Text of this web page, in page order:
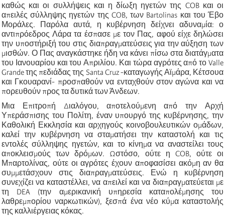
καθώς και οι συλλήψεις και η δίωξη ηγετών της COB και οι
απειλές σύλληψης ηγετών της COB, των Bartolinas και του Έβο
Μοράλες. Παρόλα αυτά, η κυβέρνηση δείχνει αδυναμία: ο
αντιπρόεδρος Λάρα τα έσπασε με τον Πας, αφού είχε δηλώσει
την υποστήριξή του στις διαπραγματεύσεις για την αύξηση των
μισθών. Ο Πας αναγκάστηκε ήδη να κάνει πίσω στα διατάγματα
του Ιανουαρίου και του Απριλίου. Και τώρα αγρότες από το Valle
Grande της πεδιάδας της Santa Cruz -καταγωγής Αϊμάρα, Κέτσουα
και Γκουαρανί- προσπαθούν να ενταχθούν στον αγώνα και να
πορευθούν προς τα δυτικά των Άνδεων.
Μια Επιτροπή Διαλόγου, αποτελούμενη από την Αρχή
Υπεράσπισης του Πολίτη, έναν υπουργό της κυβέρνησης, την
Καθολική Εκκλησία και αρχηγούς κοινοβουλευτικών ομάδων,
καλεί την κυβέρνηση να σταματήσει την καταστολή και τις
εντολές σύλληψης ηγετών, και το κίνημα να αναστείλει τους
αποκλεισμούς των δρόμων. Ωστόσο, ούτε η COB, ούτε οι
Μπαρτολίνας, ούτε οι αγρότες έχουν αποφασίσει ακόμη αν θα
συμμετάσχουν στις διαπραγματεύσεις. Ενώ η κυβέρνηση
συνεχίζει να καταστέλλει, να απειλεί και να διαπραγματεύεται με
τη DEA (την αμερικανική υπηρεσία καταπολέμησης του
λαθρεμπορίου ναρκωτικών), ξεσπά ένα νέο κύμα καταστολής
της καλλιέργειας κόκας.